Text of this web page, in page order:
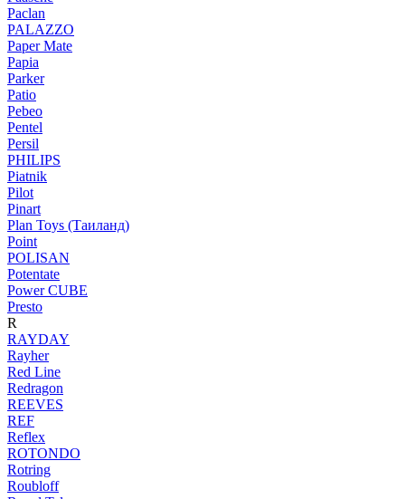
Paclan
PALAZZO
Paper Mate
Papia
Parker
Patio
Pebeo
Pentel
Persil
PHILIPS
Piatnik
Pilot
Pinart
Plan Toys (Таиланд)
Point
POLISAN
Potentate
Power CUBE
Presto
R
RAYDAY
Rayher
Red Line
Redragon
REEVES
REF
Reflex
ROTONDO
Rotring
Roubloff